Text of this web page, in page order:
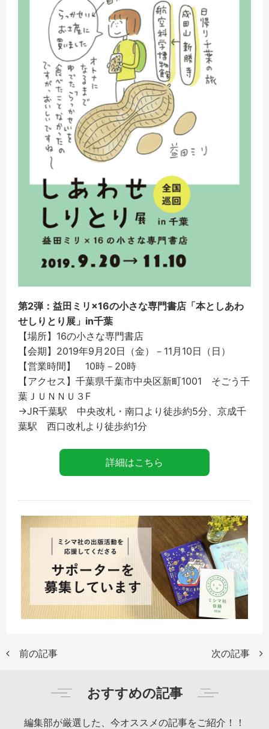
第2弾：益田ミリ×16の小さな専門書店「本としあわ
せしりとり展」in千葉
【場所】16の小さな専門書店
【会期】2019年9月20日（金）－11月10日（日）
【営業時間】 10時－20時
【アクセス】千葉県千葉市中央区新町1001 そごう千
葉ＪＵＮＮＵ３F
→JR千葉駅 中央改札・南口より徒歩約5分、京成千
葉駅 西口改札より徒歩約1分
詳細はこちら
前の記事 次の記事
おすすめの記事
編集部が厳選した、今オススメの記事をご紹介！！